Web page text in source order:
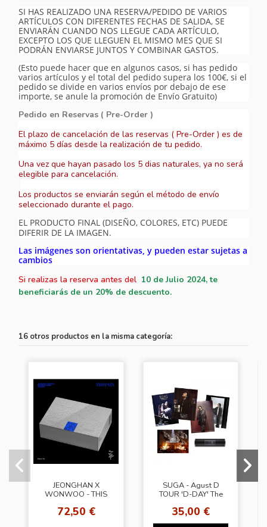
SI HAS REALIZADO UNA RESERVA/PEDIDO DE VARIOS
ARTÍCULOS CON DIFERENTES FECHAS DE SALIDA, SE
ENVIARÁN CUANDO NOS LLEGUE CADA ARTÍCULO,
EXCEPTO LOS QUE LLEGUEN EL MISMO MES QUE SI
PODRÁN ENVIARSE JUNTOS Y COMBINAR GASTOS.
(Esto puede hacer que en algunos casos, si has pedido
varios artículos y el total del pedido supera los 100€, si el
pedido se divide en varios envíos por debajo de ese
importe, se anule la promoción de Envío Gratuito)
Pedido en Reservas ( Pre-Order )
El plazo de cancelación de las reservas ( Pre-Order ) es de
máximo 5 días desde la realización de tu pedido.
Una vez que hayan pasado los 5 dias naturales, ya no será
elegible para cancelación.
Los productos se enviarán según el método de envío
seleccionado durante el pago.
EL PRODUCTO FINAL (DISEÑO, COLORES, ETC) PUEDE
DIFERIR DE LA IMAGEN.
Las imágenes son orientativas, y pueden estar sujetas a
cambios
Si realizas la reserva antes del 10 de Julio 2024, te
beneficiarás de un 20% de descuento.
16 otros productos en la misma categoría:
JEONGHAN X
WONWOO - THIS
72,50 €
SUGA - Agust D
TOUR 'D-DAY' The
35,00 €